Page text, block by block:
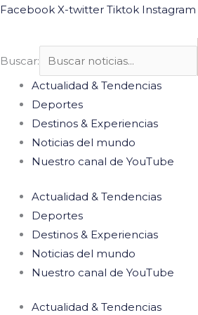
Ir
contenido
Facebook X-twitter Tiktok Instagram
Buscar:
Actualidad & Tendencias
Deportes
Destinos & Experiencias
Noticias del mundo
Nuestro canal de YouTube
Actualidad & Tendencias
Deportes
Destinos & Experiencias
Noticias del mundo
Nuestro canal de YouTube
Actualidad & Tendencias